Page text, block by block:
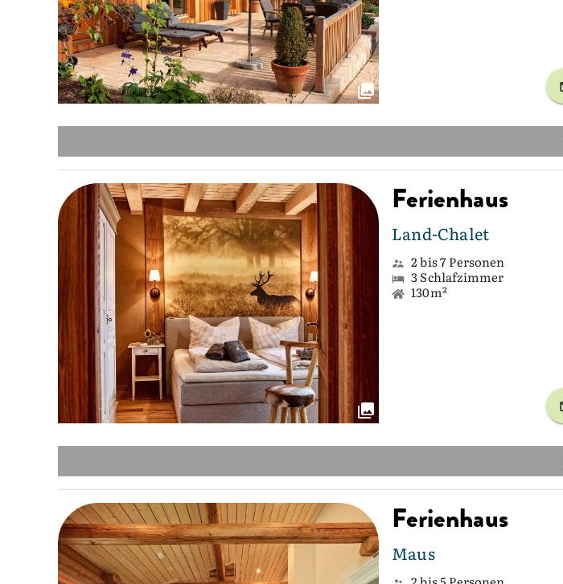
Ferienhaus
Land-Chalet
2 bis 7 Personen
3 Schlafzimmer
130m²
Ferienhaus
Maus